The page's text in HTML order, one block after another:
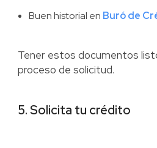
Buen historial en Buró de
Tener estos documentos
proceso de solicitud.
5. Solicita tu crédito